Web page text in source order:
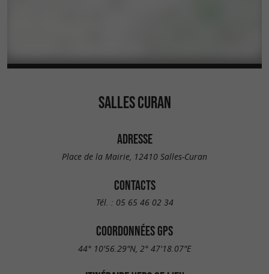
SALLES CURAN
ADRESSE
Place de la Mairie, 12410 Salles-Curan
CONTACTS
Tél. : 05 65 46 02 34
COORDONNÉES GPS
44° 10'56.29"N, 2° 47'18.07"E